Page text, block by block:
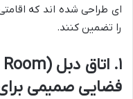
ای طراحی شده اند که
را تضمین کنند.
فضایی صمیمی